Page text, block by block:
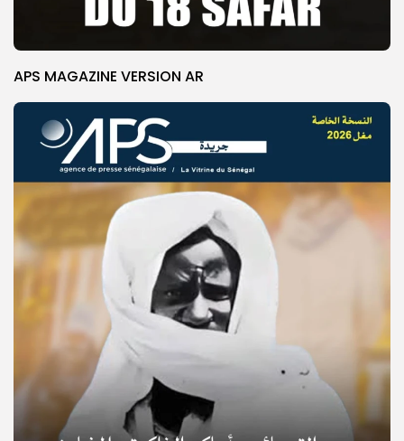
© Copyright 2025, APS
APS MAGAZINE VERSION AR